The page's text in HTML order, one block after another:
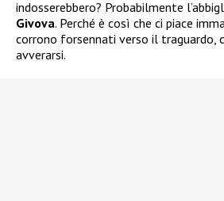
indosserebbero? Probabilmente
Givova. Perché è così che ci piace
corrono forsennati verso il traguardo,
avverarsi.